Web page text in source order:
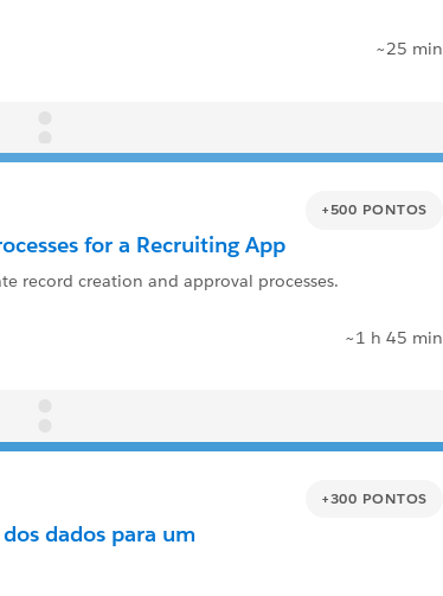
~25 min
+500 PONTOS
for a Recruiting App
record creation and approval processes.
~1 h 45 min
+300 PONTOS
dados para um